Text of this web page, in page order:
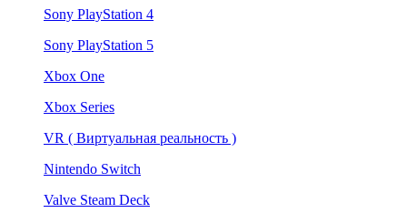
Sony PlayStation 4
Sony PlayStation 5
Xbox One
Xbox Series
VR ( Виртуальная реальность )
Nintendo Switch
Valve Steam Deck